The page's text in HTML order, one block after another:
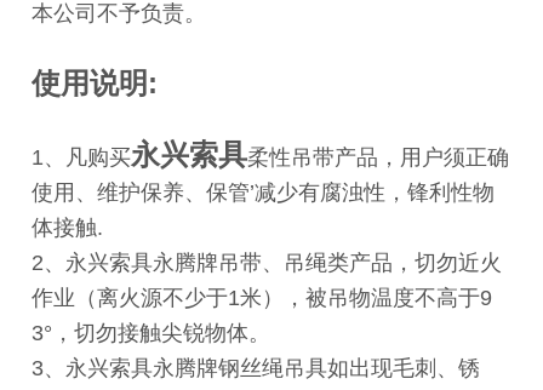
本公司不予负责。
使用说明:
1、凡购买永兴索具柔性吊带产品，用户须正确
使用、维护保养、保管’减少有腐浊性，锋利性物
体接触.
2、永兴索具永腾牌吊带、吊绳类产品，切勿近火
作业（离火源不少于1米），被吊物温度不高于9
3°，切勿接触尖锐物体。
3、永兴索具永腾牌钢丝绳吊具如出现毛刺、锈